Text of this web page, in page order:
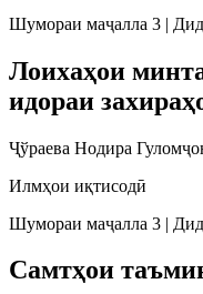
Шумораи маҷалла 3 |
Лоихаҳои
идораи
Ҷўраева Нодира
Илмҳои иқтисодӣ
Шумораи маҷалла 3 |
Самтҳои